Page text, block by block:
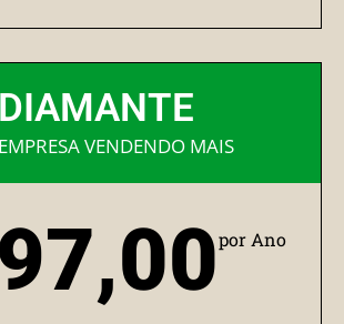
DIAMANTE
VENDENDO MAIS
por Ano